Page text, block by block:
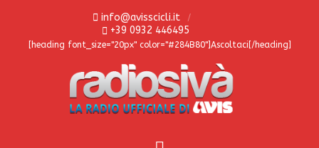
info@avisscicli.it
+39 0932 446495
[heading font_size="20px" color="#284B80"]Ascoltaci[/heading]